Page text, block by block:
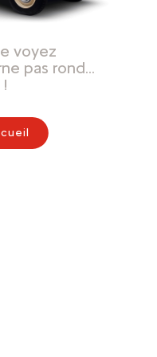
voyez
pas rond…